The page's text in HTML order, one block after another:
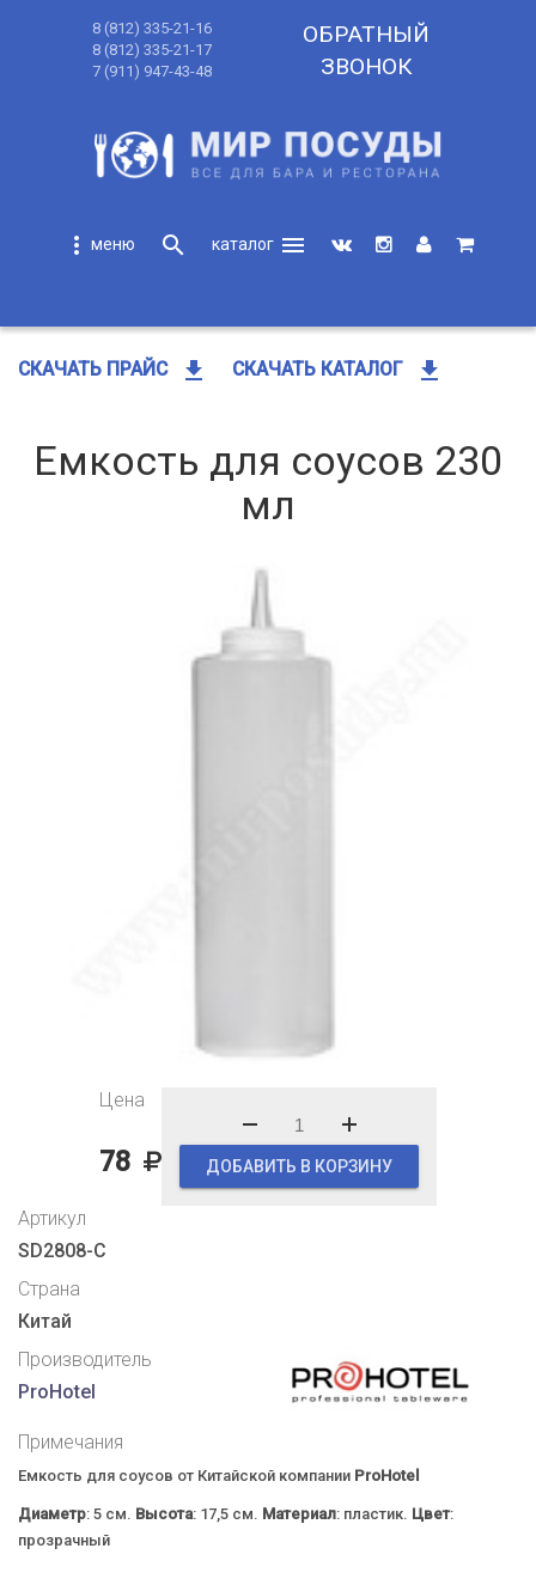
8 (812) 335-21-16
8 (812) 335-21-17
7 (911) 947-43-48
ОБРАТНЫЙ
ЗВОНОК
more_vert search
menu
СКАЧАТЬ ПРАЙС get_app СКАЧАТЬ КАТАЛОГ get_app
Емкость для соусов 230
мл
Цена
78 ДОБАВИТЬ В КОРЗИНУ
Артикул
SD2808-C
Страна
Китай
Производитель
ProHotel
Примечания
Емкость для соусов от Китайской компании ProHotel
Диаметр: 5 см. Высота: 17,5 см. Материал: пластик. Цвет:
прозрачный